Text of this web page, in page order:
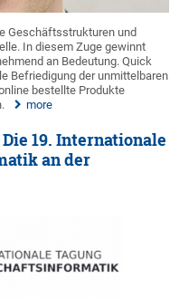
Geschäftsstrukturen und
In diesem Zuge gewinnt
an Bedeutung. Quick
Befriedigung der unmittelbaren
bestellte Produkte
more
19. Internationale
an der